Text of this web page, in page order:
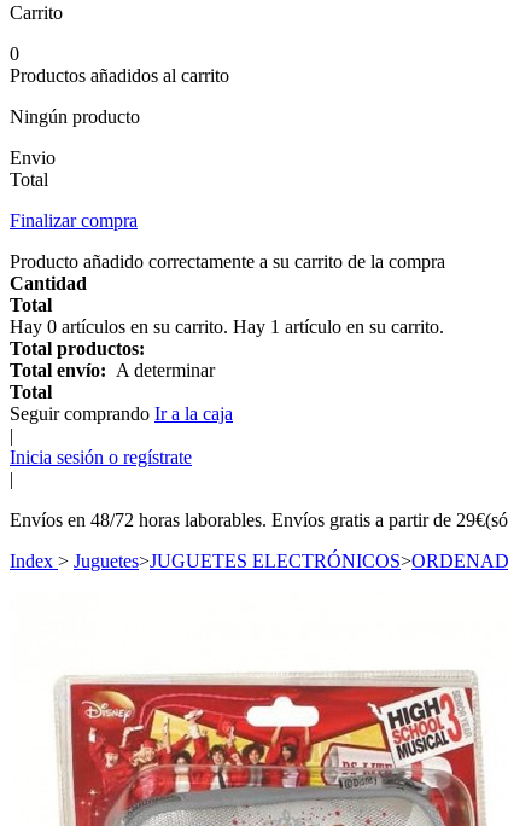
Carrito
0
Productos añadidos al carrito
Ningún producto
Envio
Total
Finalizar compra
Producto añadido correctamente a su carrito de la compra
Cantidad
Total
Hay 0 artículos en su carrito. Hay 1 artículo en su carrito.
Total productos:
Total envío: A determinar
Total
Seguir comprando Ir a la caja
|
Inicia sesión o regístrate
|
Envíos en 48/72 horas laborables. Envíos gratis a partir de
Index > Juguetes>JUGUETES ELECTRÓNICOS>